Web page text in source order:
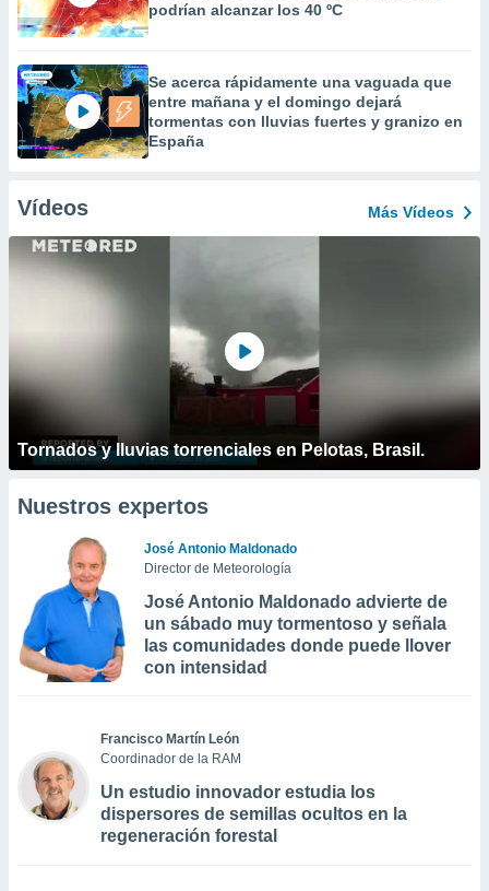
podrían alcanzar los 40 ºC
Se acerca rápidamente una vaguada que
entre mañana y el domingo dejará
tormentas con lluvias fuertes y granizo en
España
Vídeos Más Vídeos
Tornados y lluvias torrenciales en Pelotas, Brasil.
Nuestros expertos
José Antonio Maldonado
Director de Meteorología
José Antonio Maldonado advierte de
un sábado muy tormentoso y señala
las comunidades donde puede llover
con intensidad
Francisco Martín León
Coordinador de la RAM
Un estudio innovador estudia los
dispersores de semillas ocultos en la
regeneración forestal